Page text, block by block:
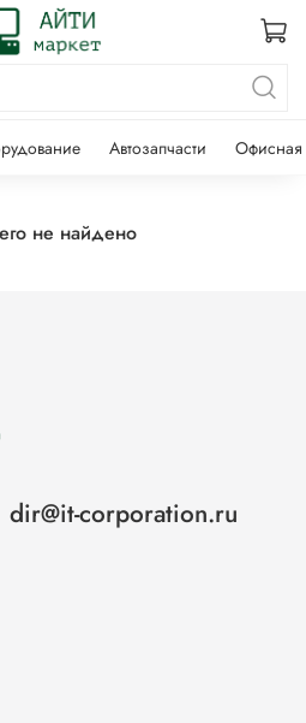
Автозапчасти Офисная
не найдено
dir@it-corporation.ru